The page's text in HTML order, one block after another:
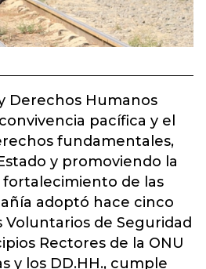
Derechos Humanos
pacífica y el
fundamentales,
y promoviendo la
de las
adoptó hace cinco
Voluntarios de Seguridad
Rectores de la ONU
y los DD.HH., cumple